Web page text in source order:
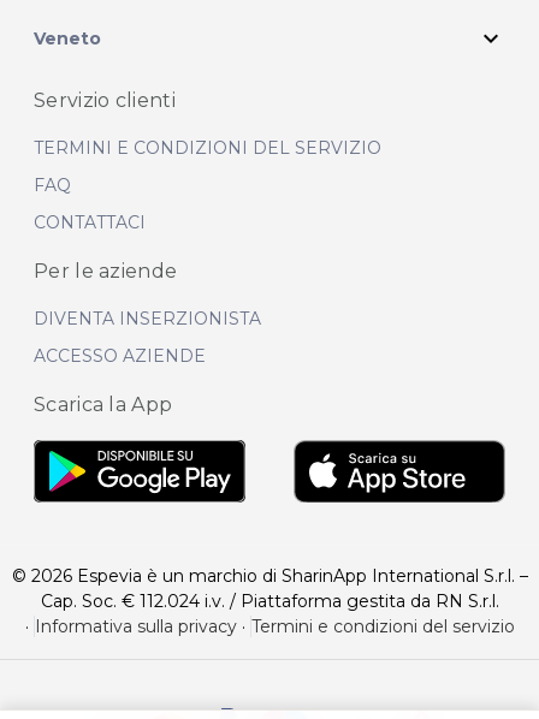
Veneto expand_more
Servizio clienti
TERMINI E CONDIZIONI DEL SERVIZIO
FAQ
CONTATTACI
Per le aziende
DIVENTA INSERZIONISTA
ACCESSO AZIENDE
Scarica la App
© 2026 Espevia è un marchio di SharinApp International S.r.l. –
Cap. Soc. € 112.024 i.v. / Piattaforma gestita da RN S.r.l.
· Informativa sulla privacy· Termini e condizioni del servizio